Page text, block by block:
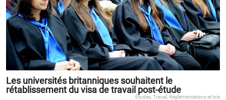
Les universités britanniques souhaitent le
rétablissement du visa de travail post-étude
Études Travail Réglementations et lois